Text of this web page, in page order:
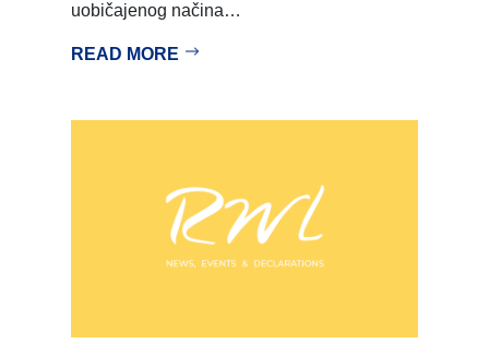
uobičajenog načina…
READ MORE